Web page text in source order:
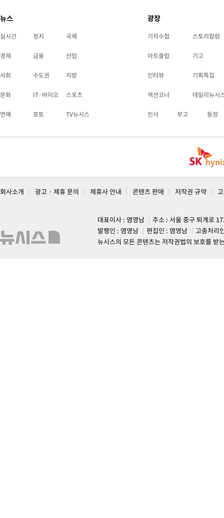
뉴스
실시간 정치 국제
경제 금융 산업
사회 수도권 지방
문화 IT·바이오 스포츠
연예 포토 TV뉴시스
광장
기자수첩 스토리칼럼
아트클럽 기고
인터뷰 기획특집
섹션코너 데일리뉴시
인사 부고 동정
회사소개 광고 · 제휴 문의 제휴사 안내 콘텐츠 판매 저작권 규약
대표이사 : 염영남
주소 : 서울 중구 퇴계로
발행인 : 염영남
편집인 : 염영남
고충처리
뉴시스의 모든 콘텐츠는 저작권법의 보호를